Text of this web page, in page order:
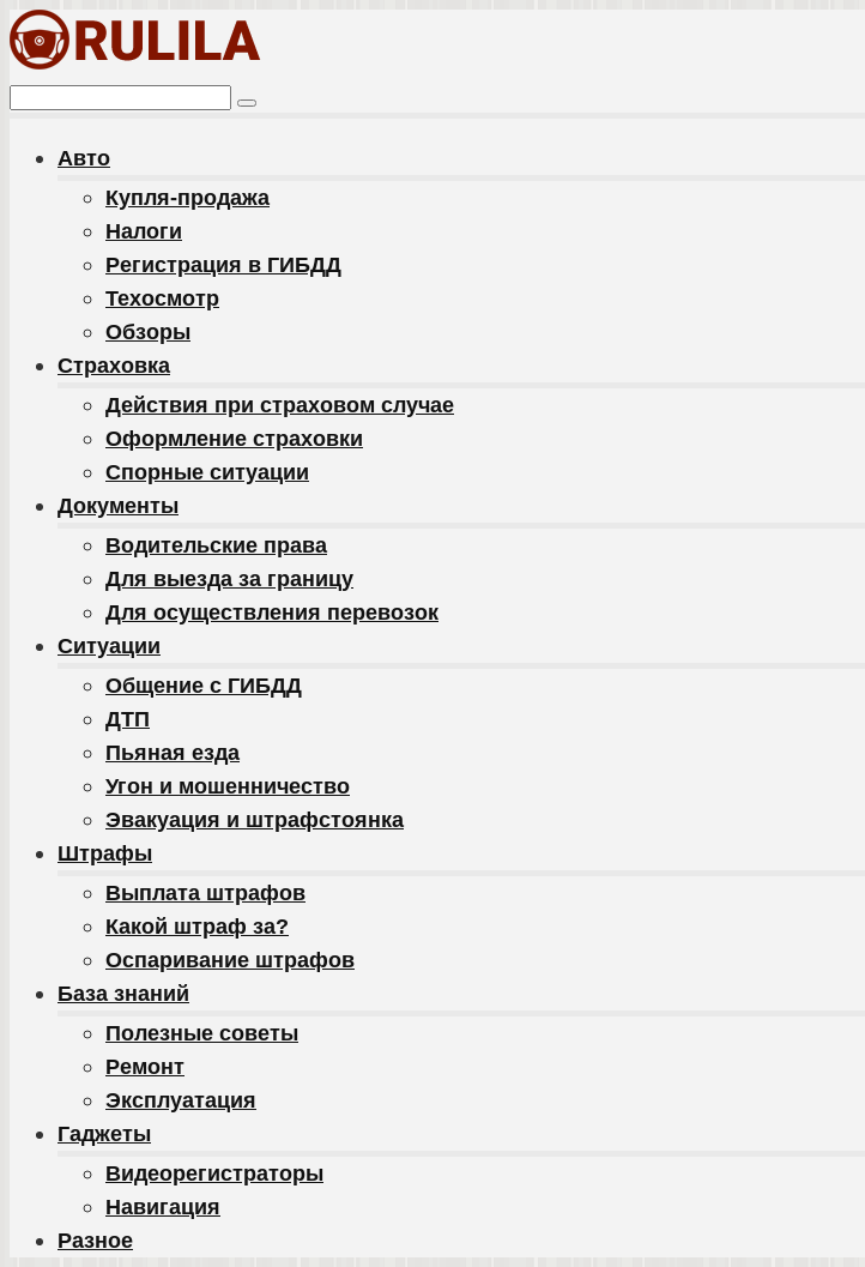
Перейти
к
контенту
Поиск:
Авто
Купля-продажа
Налоги
Регистрация в ГИБДД
Техосмотр
Обзоры
Cтраховка
Действия при страховом случае
Оформление страховки
Спорные ситуации
Документы
Водительские права
Для выезда за границу
Для осуществления перевозок
Ситуации
Общение с ГИБДД
ДТП
Пьяная езда
Угон и мошенничество
Эвакуация и штрафстоянка
Штрафы
Выплата штрафов
Какой штраф за?
Оспаривание штрафов
База знаний
Полезные советы
Ремонт
Эксплуатация
Гаджеты
Видеорегистраторы
Навигация
Разное